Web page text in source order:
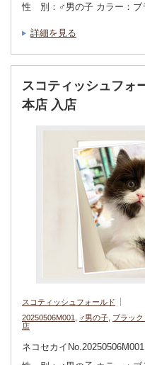
性 別：♂男の子 カラー：ブ
詳細を見る
スコティッシュフォ
本店 入店
スコティッシュフォールド
20250506M001
♂男の子 ブラッ
店
ネコセカイ